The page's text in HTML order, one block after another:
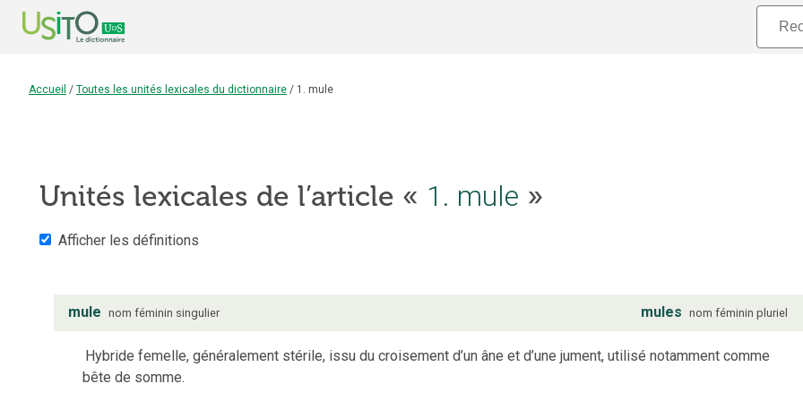
Accueil / Toutes les unités lexicales du dictionnaire / 1. mule
Unités lexicales de l’article « 1. mule »
Afficher les définitions
mule nom féminin singulier mules nom féminin pluriel
Hybride femelle, généralement stérile, issu du croisement d’un âne et d’une jument, utilisé notamment comme
bête de somme.